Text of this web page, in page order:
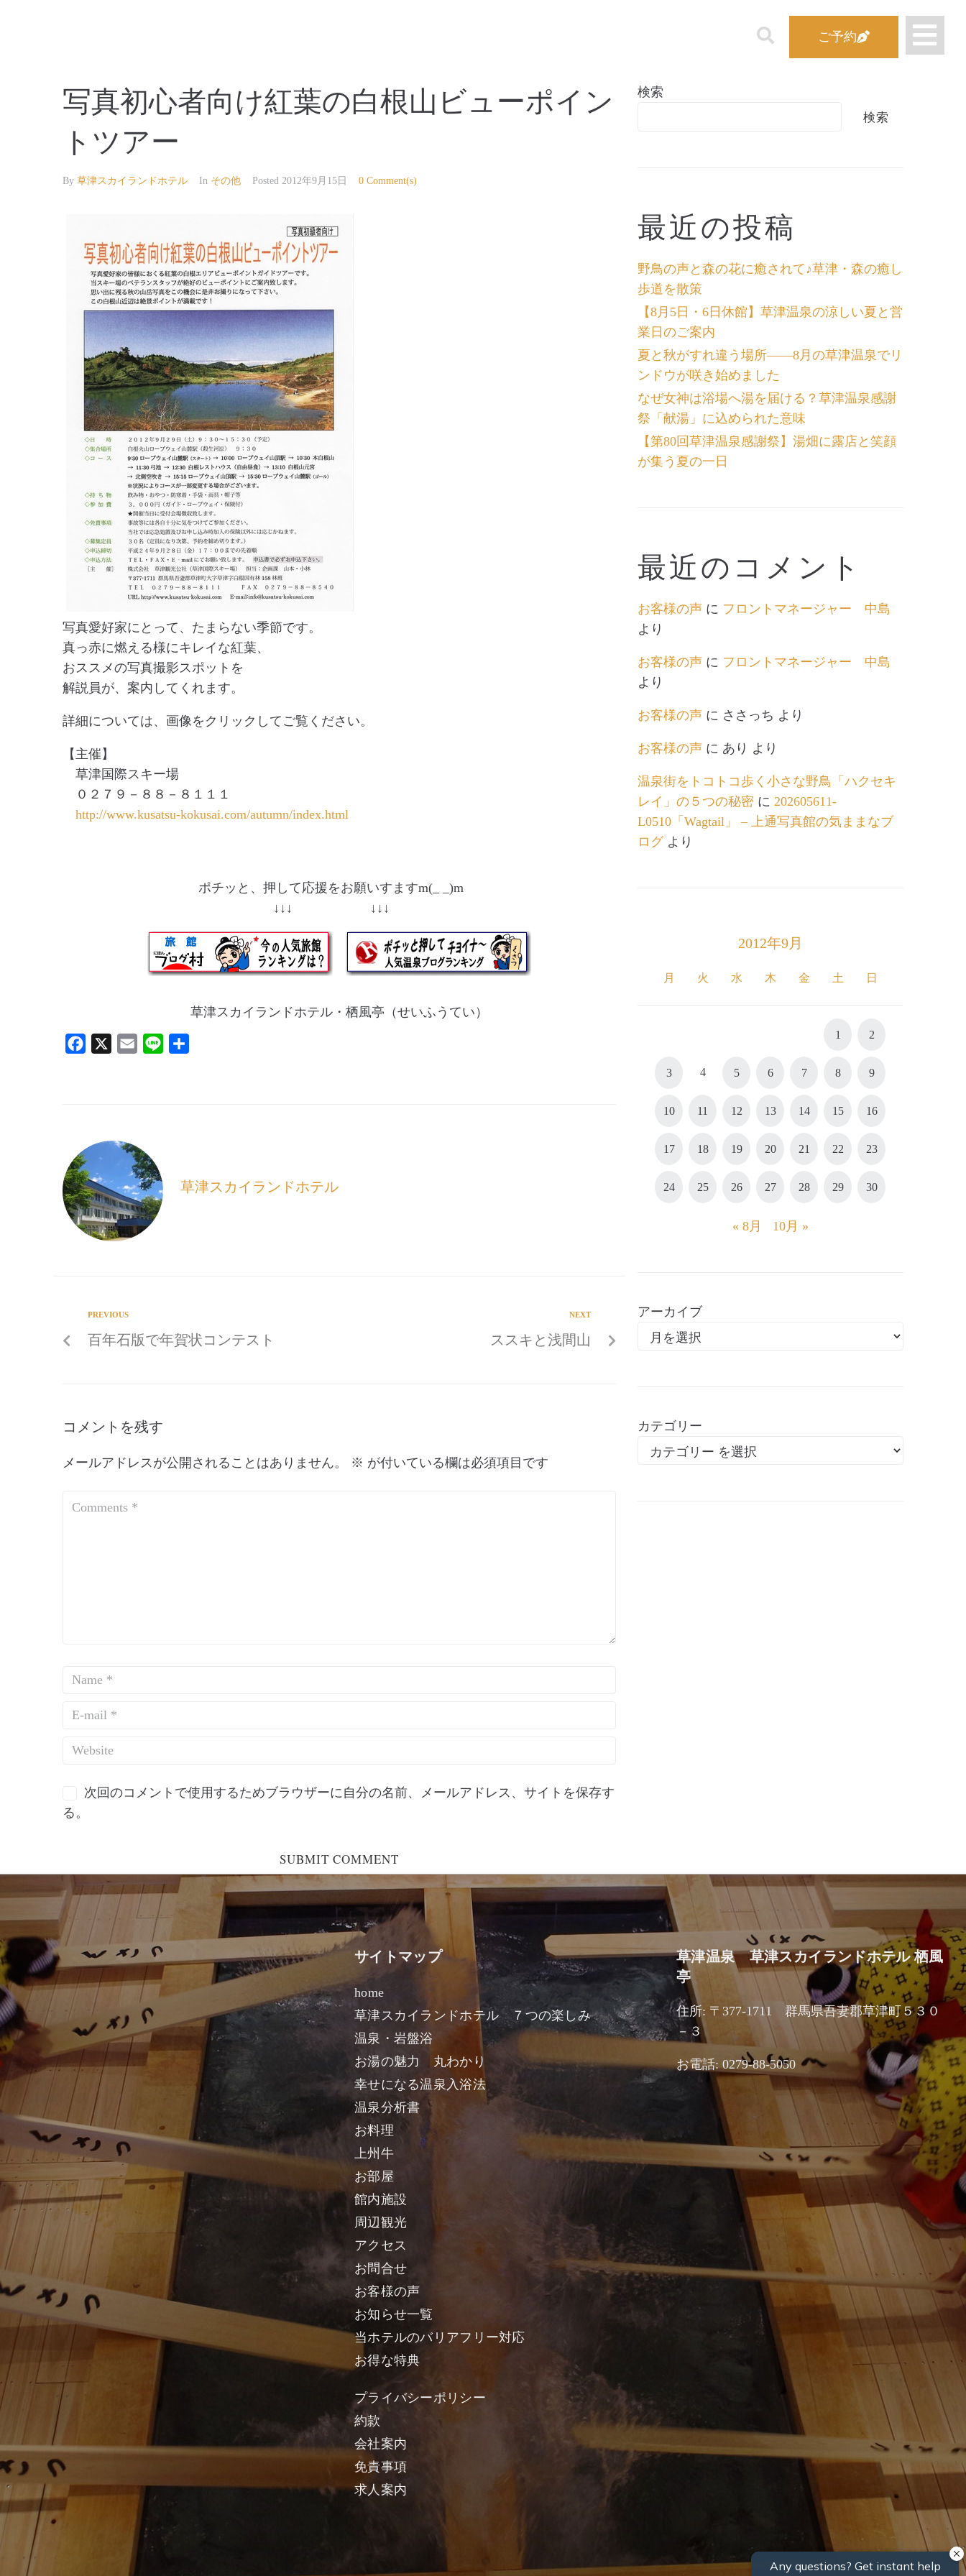
ご予約
写真初心者向け紅葉の白根山ビューポイン
トツアー
By 草津スカイランドホテル In その他 Posted 2012年9月15日 0 Comment(s)
写真愛好家にとって、たまらない季節です。
真っ赤に燃える様にキレイな紅葉、
おススメの写真撮影スポットを
解説員が、案内してくれます。
詳細については、画像をクリックしてご覧ください。
【主催】
草津国際スキー場
０２７９－８８－８１１１
http://www.kusatsu-kokusai.com/autumn/index.html
ポチッと、押して応援をお願いすますm(_ _)m
↓↓↓ ↓↓↓
草津スカイランドホテル・栖風亭（せいふうてい）
o
o
k
草津スカイランドホテル
PREVIOUS
百年石版で年賀状コンテスト
NEXT
ススキと浅間山
コメントを残す
メールアドレスが公開されることはありません。 ※ が付いている欄は必須項目です
次回のコメントで使用するためブラウザーに自分の名前、メールアドレス、サイトを保存す
る。
検索
検索
最近の投稿
野鳥の声と森の花に癒されて♪草津・森の癒し
歩道を散策
【8月5日・6日休館】草津温泉の涼しい夏と営
業日のご案内
夏と秋がすれ違う場所――8月の草津温泉でリ
ンドウが咲き始めました
なぜ女神は浴場へ湯を届ける？草津温泉感謝
祭「献湯」に込められた意味
【第80回草津温泉感謝祭】湯畑に露店と笑顔
が集う夏の一日
最近のコメント
お客様の声 に フロントマネージャー 中島
より
お客様の声 に フロントマネージャー 中島
より
お客様の声 に ささっち より
お客様の声 に あり より
温泉街をトコトコ歩く小さな野鳥「ハクセキ
レイ」の５つの秘密 に 202605611-
L0510「Wagtail」 – 上通写真館の気ままなブ
ログより
2012年9月
月 火 水 木 金 土 日
1 2
3 4 5 6 7 8 9
10 11 12 13 14 15 16
17 18 19 20 21 22 23
24 25 26 27 28 29 30
« 8月 10月 »
アーカイブ
カテゴリー
サイトマップ
home
草津スカイランドホテル ７つの楽しみ
温泉・岩盤浴
お湯の魅力 丸わかり
幸せになる温泉入浴法
温泉分析書
お料理
上州牛
お部屋
館内施設
周辺観光
アクセス
お問合せ
お客様の声
お知らせ一覧
当ホテルのバリアフリー対応
お得な特典
プライバシーポリシー
約款
会社案内
免責事項
求人案内
草津温泉 草津スカイランドホテル 栖風
亭
住所: 〒377-1711 群馬県吾妻郡草津町５３０
－３
お電話: 0279-88-5050